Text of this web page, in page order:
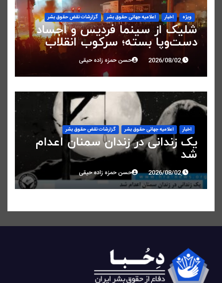
ویژه اخبار اعلاميه جهانی حقوق بشر گزارشات نقض حقوق بشر
شلیک از سینما فردیس و اجساد
دست‌وپا بسته؛ سرکوب انقلاب
ملی در البرز حسن حمزه زاده حیقی
اخبار اعلاميه جهانی حقوق بشر گزارشات نقض حقوق بشر
یک زندانی در زندان سمنان اعدام
شد
حسن حمزه زاده حیقی